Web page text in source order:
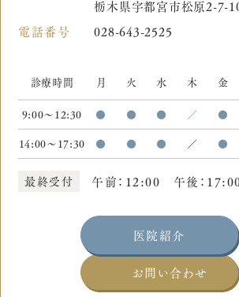
栃木県宇都宮市松原2-7-
電話番号
028-643-2525
診療時間 月 火 水 木 金
9:00〜12:30
● ● ● ／ ●
14:00〜17:30
● ● ● ／ ●
最終受付 午前：12:00 午後：
医院紹介
お問い合わせ